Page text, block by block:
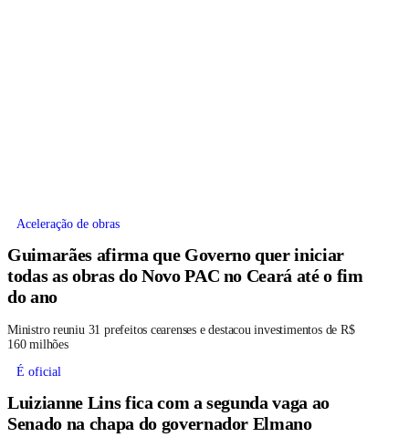
Aceleração de obras
Guimarães afirma que Governo quer iniciar
todas as obras do Novo PAC no Ceará até o fim
do ano
Ministro reuniu 31 prefeitos cearenses e destacou investimentos de R$
160 milhões
É oficial
Luizianne Lins fica com a segunda vaga ao
Senado na chapa do governador Elmano